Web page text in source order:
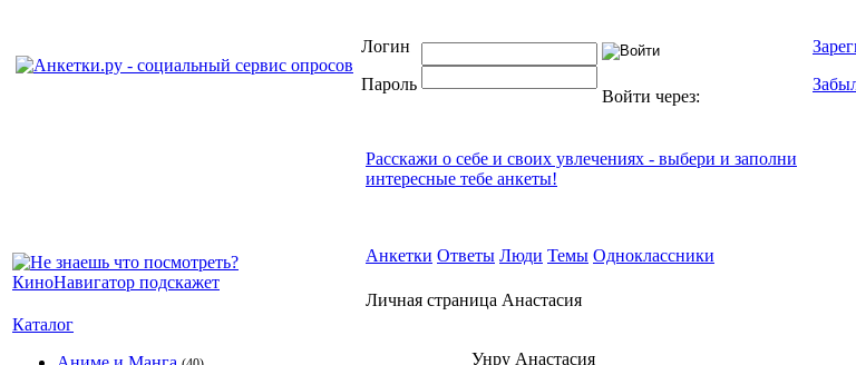
Логин
Пароль
Войти через:
Каталог
Расскажи о себе и своих увлечениях - выбери и заполни
интересные тебе анкеты!
Анкетки Ответы Люди Темы Одноклассники
Личная страница Анастасия
Унру Анастасия